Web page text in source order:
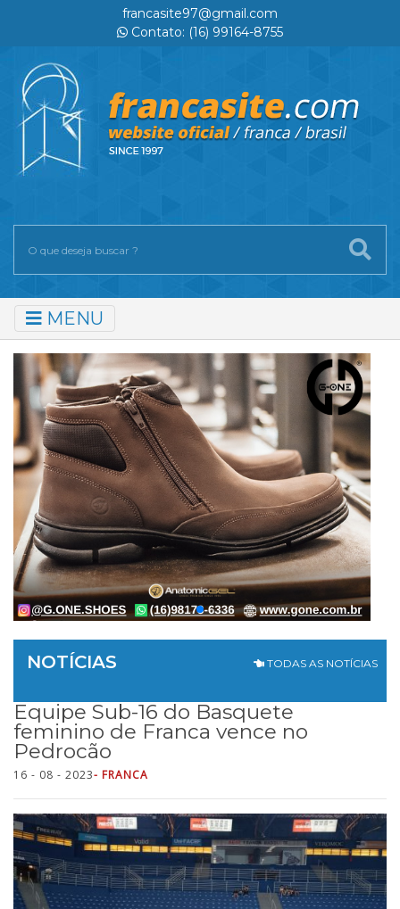
francasite97@gmail.com
Contato: (16) 99164-8755
MENU
NOTÍCIAS TODAS AS NOTÍCIAS
Equipe Sub-16 do Basquete
feminino de Franca vence no
Pedrocão
16 - 08 - 2023- FRANCA